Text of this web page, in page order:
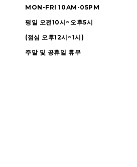
MON-FRI 10AM-05PM
평일 오전10시~오후5시
(점심 오후12시~1시)
주말 및 공휴일 휴무